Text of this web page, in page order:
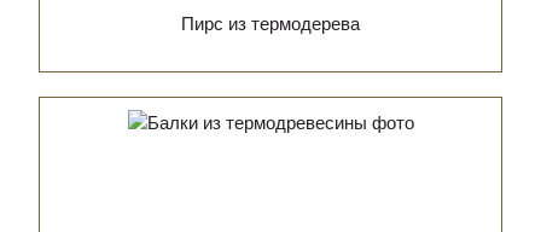
Пирс из термодерева